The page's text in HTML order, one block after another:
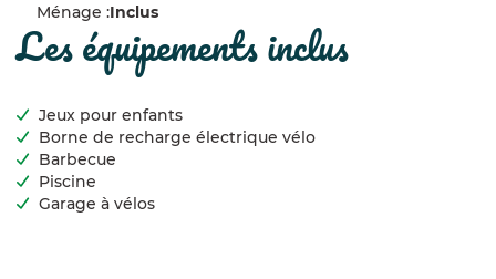
Ménage :Inclus
les équipements inclus
Jeux pour enfants
Borne de recharge électrique vélo
Barbecue
Piscine
Garage à vélos